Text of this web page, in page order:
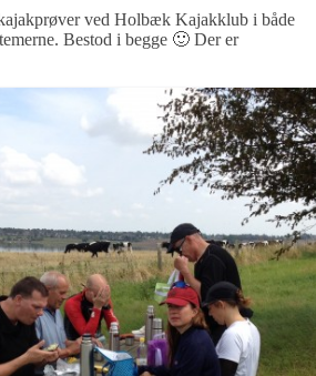
ved Holbæk Kajakklub i både
Bestod i begge 🙂 Der er